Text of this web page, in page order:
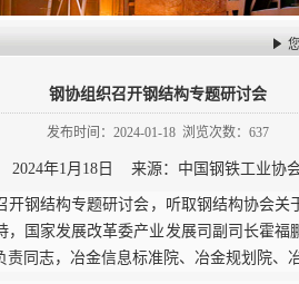
钢协组织召开钢结构专题研讨会
发布时间：2024-01-18 浏览次数：637
2024年1月18日 来源：中国钢铁工业协
开钢结构专题研讨会，听取钢结构协会
国家发展改革委产业发展司副司长霍福
同志，冶金信息标准院、冶金规划院、